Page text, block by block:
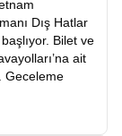
Dış Hatlar
Bilet ve
ait
Geceleme